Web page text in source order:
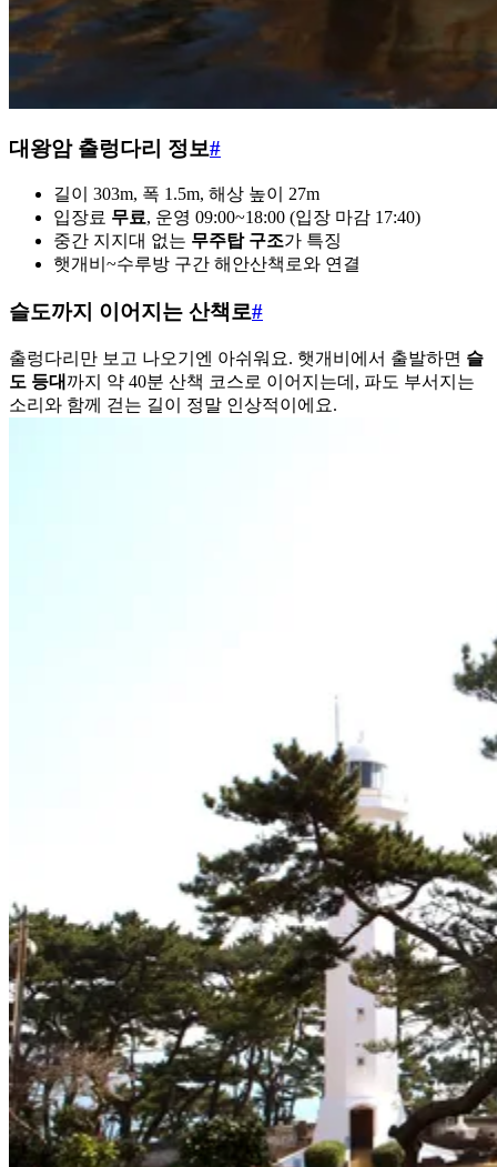
대왕암 출렁다리 정보#
길이 303m, 폭 1.5m, 해상 높이 27m
입장료 무료, 운영 09:00~18:00 (입장 마감 17:40)
중간 지지대 없는 무주탑 구조가 특징
햇개비~수루방 구간 해안산책로와 연결
슬도까지 이어지는 산책로#
출렁다리만 보고 나오기엔 아쉬워요. 햇개비에서 출발하면 슬
도 등대 까지 약 40분 산책 코스로 이어지는데, 파도 부서지는
소리와 함께 걷는 길이 정말 인상적이에요.